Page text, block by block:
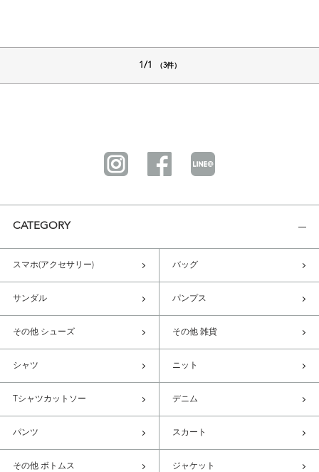
1/1 （3件）
CATEGORY
スマホ(アクセサリー) バッグ
サンダル パンプス
その他 シューズ その他 雑貨
シャツ ニット
Tシャツカットソー デニム
パンツ スカート
その他 ボトムス ジャケット